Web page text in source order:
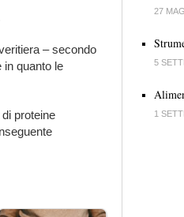
– secondo
in quanto le
proteine
27
5
1